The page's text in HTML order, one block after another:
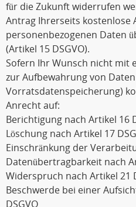
für die Zukunft widerrufen
Antrag Ihrerseits kostenlose
personenbezogenen Daten
(Artikel 15 DSGVO).
Sofern Ihr Wunsch nicht mit
zur Aufbewahrung von Daten
Vorratsdatenspeicherung)
Anrecht auf:
Berichtigung nach Artikel 16
Löschung nach Artikel 17
Einschränkung der
Datenübertragbarkeit nach
Widerspruch nach Artikel 21
Beschwerde bei einer
DSGVO